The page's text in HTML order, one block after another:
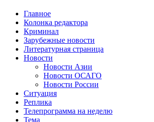
Главное
Колонка редактора
Криминал
Зарубежные новости
Литературная страница
Новости
Новости Азии
Новости ОСАГО
Новости России
Ситуация
Реплика
Телепрограмма на неделю
Тема